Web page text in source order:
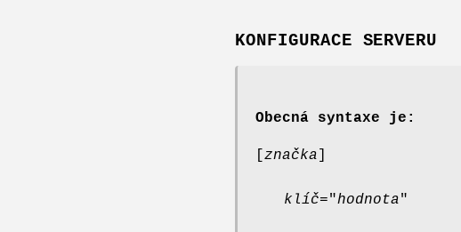
KONFIGURACE SERVERU
Obecná syntaxe je:
značka
klíč="hodnota"